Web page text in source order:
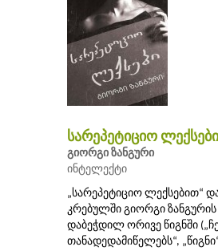
სარეპეტიციო ლექსები
გიორგი ზანგური
ინტელექტი
„სარეპეტიციო ლექსებით“
კრებულში გიორგი ზანგურის
დაბეჭდილ ორივე წიგნში
თანადედამიწელებს“,